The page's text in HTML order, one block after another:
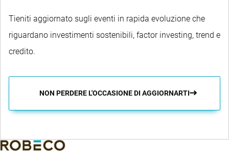
Tieniti aggiornato sugli eventi in rapida evoluzione che
riguardano investimenti sostenibili, factor investing, trend e
credito.
NON PERDERE L'OCCASIONE DI AGGIORNARTI